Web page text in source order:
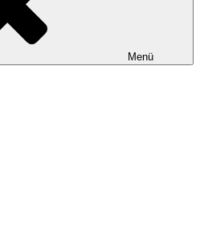
Menü